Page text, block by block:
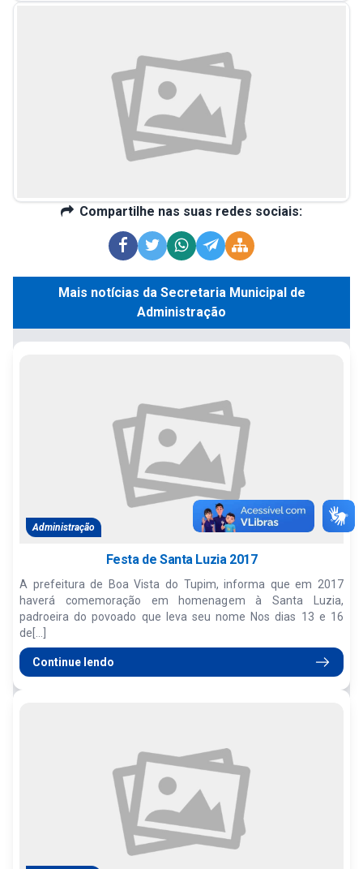
Compartilhe nas suas redes sociais:
Mais notícias da Secretaria Municipal de
Administração
Administração
Festa de Santa Luzia 2017
A prefeitura de Boa Vista do Tupim, informa que em 2017
haverá comemoração em homenagem à Santa Luzia,
padroeira do povoado que leva seu nome Nos dias 13 e 16
de[...]
Continue lendo